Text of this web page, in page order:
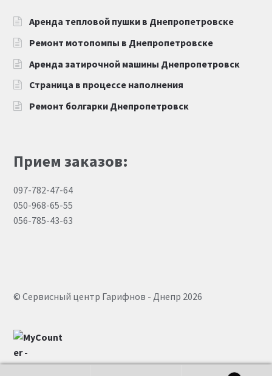
Аренда тепловой пушки в Днепропетровске
Ремонт мотопомпы в Днепропетровске
Аренда затирочной машины Днепропетровск
Страница в процессе наполнения
Ремонт болгарки Днепропетровск
Прием заказов:
097-782-47-64
050-968-65-55
056-785-43-63
© Сервисный центр Гарифнов - Днепр 2026